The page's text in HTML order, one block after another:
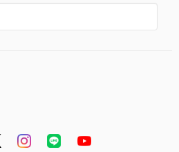
何なりとお申し付けくださ
お願い申し上げます。
ーズのお雛様を購入し、家族みん